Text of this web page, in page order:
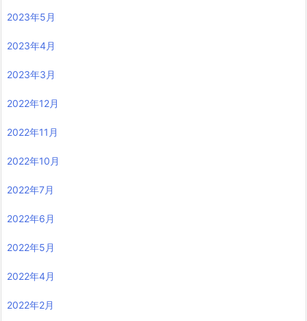
2023年5月
2023年4月
2023年3月
2022年12月
2022年11月
2022年10月
2022年7月
2022年6月
2022年5月
2022年4月
2022年2月